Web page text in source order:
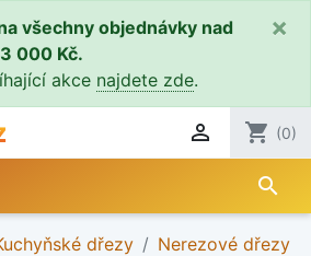
všechny objednávky nad
3 000 Kč.
akce najdete zde.
×
 shopping_cart (0)
search
dřezy
Nerezové dřezy